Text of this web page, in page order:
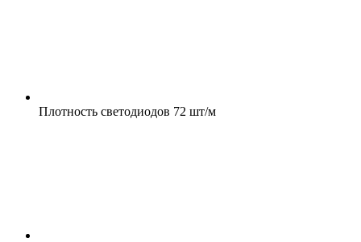
Плотность светодиодов 72 шт/м